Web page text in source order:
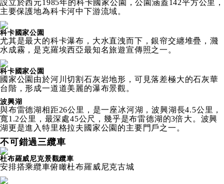
設立於西元1985年的科卡國家公園，公園涵蓋142平方公里，
主要保護地為科卡河中下游流域。
科卡國家公園
尤其是最大的科卡瀑布，大水直洩而下，銀帘交纏堆疊，濺
水成霧，是克羅埃西亞最知名旅遊宣傳照之一。
科卡國家公園
國家公園由於河川切割石灰岩地形，可見落差極大的石灰華
台階，形成一道道美麗的瀑布景觀。
波興湖
與布雷德湖相距26公里，是一座冰河湖，波興湖長4.5公里，
寬1.2公里，最深處45公尺，幾乎是布雷德湖的3倍大。波興
湖更是進入特里格拉夫國家公園的主要門戶之一。
不可錯過三纜車
杜布羅威尼克景觀纜車
安排搭乘纜車俯瞰杜布羅威尼克古城